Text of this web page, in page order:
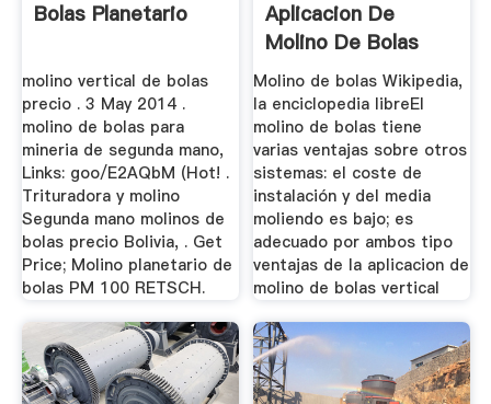
Bolas Planetario
molino vertical de bolas
precio . 3 May 2014 .
molino de bolas para
mineria de segunda mano,
Links: goo/E2AQbM (Hot! .
Trituradora y molino
Segunda mano molinos de
bolas precio Bolivia, . Get
Price; Molino planetario de
bolas PM 100 RETSCH.
Aplicacion De
Molino De Bolas
Vertical
Molino de bolas Wikipedia,
la enciclopedia libreEl
molino de bolas tiene
varias ventajas sobre otros
sistemas: el coste de
instalación y del media
moliendo es bajo; es
adecuado por ambos tipo
ventajas de la aplicacion de
molino de bolas vertical